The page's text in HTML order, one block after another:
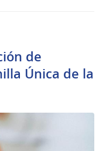
de
Única de la